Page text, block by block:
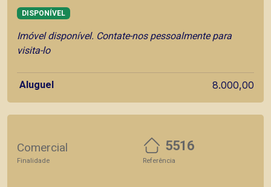
DISPONÍVEL
Imóvel disponível. Contate-nos pessoalmente para
visita-lo
Aluguel 8.000,00
Comercial
Finalidade
5516
Referência